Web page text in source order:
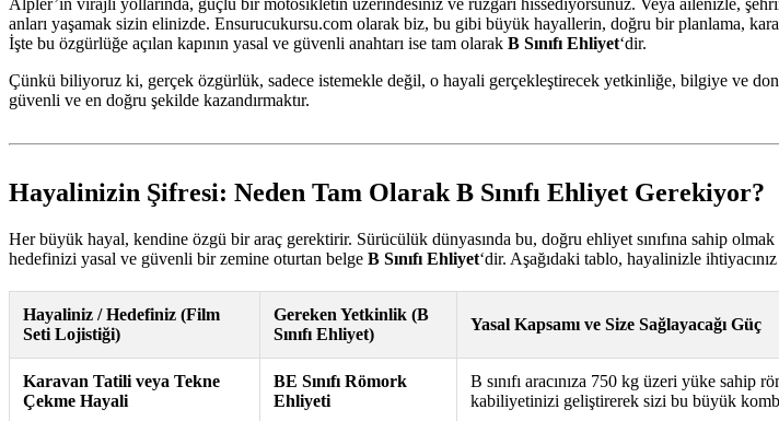
Alpler’in virajlı yollarında, güçlü bir motosikletin üzerindesiniz ve rüzgarı hissediyorsunuz. Veya ailenizle,
anları yaşamak sizin elinizde. Ensurucukursu.com olarak biz, bu gibi büyük hayallerin, doğru bir planlama,
İşte bu özgürlüğe açılan kapının yasal ve güvenli anahtarı ise tam olarak B Sınıfı Ehliyet‘dir.
Çünkü biliyoruz ki, gerçek özgürlük, sadece istemekle değil, o hayali gerçekleştirecek yetkinliğe, bilgiye ve
güvenli ve en doğru şekilde kazandırmaktır.
Hayalinizin Şifresi: Neden Tam Olarak B Sınıfı Ehliyet Gerekiyor?
Her büyük hayal, kendine özgü bir araç gerektirir. Sürücülük dünyasında bu, doğru ehliyet sınıfına sahip
hedefinizi yasal ve güvenli bir zemine oturtan belge B Sınıfı Ehliyet‘dir. Aşağıdaki tablo, hayalinizle
Hayaliniz / Hedefiniz (Film
Seti Lojistiği)
Gereken Yetkinlik (B
Sınıfı Ehliyet)
Yasal Kapsamı ve Size Sağlayacağı Güç
Karavan Tatili veya Tekne
Çekme Hayali
BE Sınıfı Römork
Ehliyeti
B sınıfı aracınıza 750 kg üzeri yüke sahip
kabiliyetinizi geliştirerek sizi bu büyük